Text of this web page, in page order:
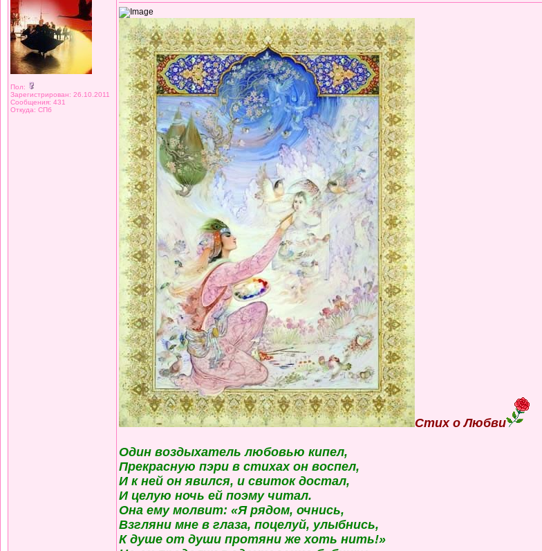
Пол:
Зарегистрирован: 26.10.2011
Сообщения: 431
Откуда: СПб
Стих о Любви
Один воздыхатель любовью кипел,
Прекрасную пэри в стихах он воспел,
И к ней он явился, и свиток достал,
И целую ночь ей поэму читал.
Она ему молвит: «Я рядом, очнись,
Взгляни мне в глаза, поцелуй, улыбнись,
К душе от души протяни же хоть нить!»